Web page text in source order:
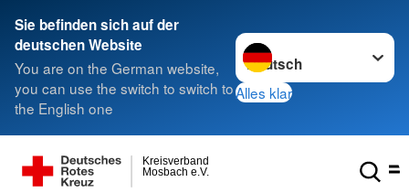
Sie befinden sich auf der
deutschen Website
You are on the German website,
you can use the switch to switch to
the English one
Sprache wechseln zu
Alles klar
Mosbach e.V.
Kreisverband